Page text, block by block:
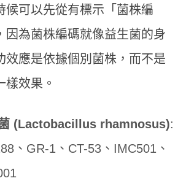
候可以先從有標示「菌株編
因為菌株編碼就像益生菌的身
效應是依據個別菌株，而不是
樣效果。
(Lactobacillus rhamnosus):
、GR-1、CT-53、IMC501、